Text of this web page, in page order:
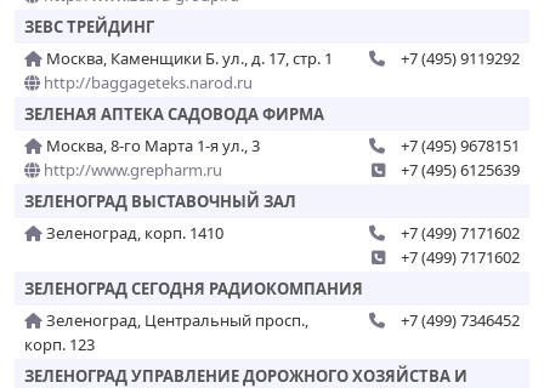
ЗЕВС ТРЕЙДИНГ
Москва, Каменщики Б. ул., д. 17, стр. 1
http://baggageteks.narod.ru
+7 (495) 9119292
ЗЕЛЕНАЯ АПТЕКА САДОВОДА ФИРМА
Москва, 8-го Марта 1-я ул., 3
http://www.grepharm.ru
+7 (495) 9678151
+7 (495) 6125639
ЗЕЛЕНОГРАД ВЫСТАВОЧНЫЙ ЗАЛ
Зеленоград, корп. 1410
+7 (499) 7171602
+7 (499) 7171602
ЗЕЛЕНОГРАД СЕГОДНЯ РАДИОКОМПАНИЯ
Зеленоград, Центральный просп.,
корп. 123
+7 (499) 7346452
ЗЕЛЕНОГРАД УПРАВЛЕНИЕ ДОРОЖНОГО ХОЗЯЙСТВА И